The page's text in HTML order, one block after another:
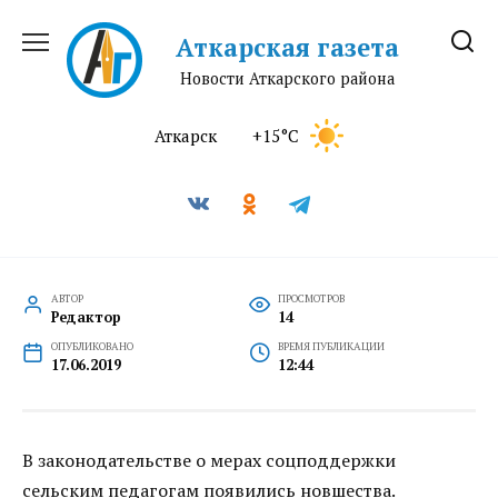
содержанию
Аткарская газета
Новости Аткарского района
Аткарск +15°C
АВТОР
Редактор
ПРОСМОТРОВ
14
ОПУБЛИКОВАНО
17.06.2019
ВРЕМЯ ПУБЛИКАЦИИ
12:44
В законодательстве о мерах соцподдержки
сельским педагогам появились новшества.